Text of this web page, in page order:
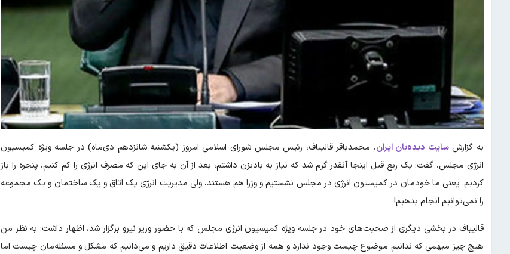
به گزارشسایت دیده‌بان ایران، محمدباقر قالیباف، رئیس مجلس شورای اسلامی امروز (یکشنبه شانزدهم دی‌ماه) در جلسه ویژه کمیسیون
انرژی مجلس، گفت: یک ربع قبل اینجا آنقدر گرم شد که نیاز به بادبزن داشتم، بعد از آن به جای این که مصرف انرژی را کم کنیم، پنجره را باز
کردیم. یعنی ما خودمان در کمیسیون انرژی در مجلس نشستیم و وزرا هم هستند، ولی مدیریت انرژی یک اتاق و یک ساختمان و یک مجموعه
را نمی‌توانیم انجام بدهیم!
قالیباف در بخشی دیگری از صحبت‌های خود در جلسه ویژه کمیسیون انرژی مجلس که با حضور وزیر نیرو برگزار شد، اظهار داشت: به نظر من
هیچ چیز مبهمی که ندانیم موضوع چیست وجود ندارد و همه از وضعیت اطلاعات دقیق داریم و می‌دانیم که مشکل و مسئله‌مان چیست اما